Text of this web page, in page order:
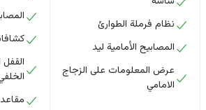
نظام فرملة الطوارئ
المصابيح الأمامية ليد
عرض المعلومات على الزجاج
الامامي
القفل